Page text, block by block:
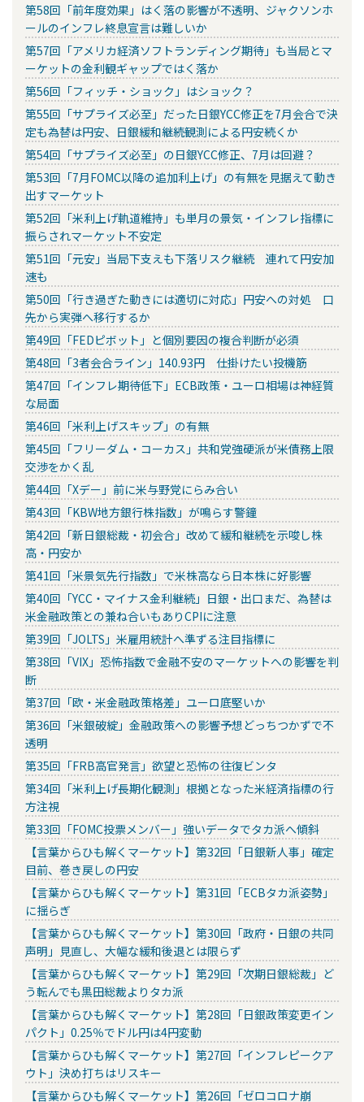
第58回「前年度効果」はく落の影響が不透明、ジャクソンホ
ールのインフレ終息宣言は難しいか
第57回「アメリカ経済ソフトランディング期待」も当局とマ
ーケットの金利観ギャップではく落か
第56回「フィッチ・ショック」はショック？
第55回「サプライズ必至」だった日銀YCC修正を7月会合で決
定も為替は円安、日銀緩和継続観測による円安続くか
第54回「サプライズ必至」の日銀YCC修正、7月は回避？
第53回「7月FOMC以降の追加利上げ」の有無を見据えて動き
出すマーケット
第52回「米利上げ軌道維持」も単月の景気・インフレ指標に
振らされマーケット不安定
第51回「元安」当局下支えも下落リスク継続 連れて円安加
速も
第50回「行き過ぎた動きには適切に対応」円安への対処 口
先から実弾へ移行するか
第49回「FEDピボット」と個別要因の複合判断が必須
第48回「3者会合ライン」140.93円 仕掛けたい投機筋
第47回「インフレ期待低下」ECB政策・ユーロ相場は神経質
な局面
第46回「米利上げスキップ」の有無
第45回「フリーダム・コーカス」共和党強硬派が米債務上限
交渉をかく乱
第44回「Xデー」前に米与野党にらみ合い
第43回「KBW地方銀行株指数」が鳴らす警鐘
第42回「新日銀総裁・初会合」改めて緩和継続を示唆し株
高・円安か
第41回「米景気先行指数」で米株高なら日本株に好影響
第40回「YCC・マイナス金利継続」日銀・出口まだ、為替は
米金融政策との兼ね合いもありCPIに注意
第39回「JOLTS」米雇用統計へ準ずる注目指標に
第38回「VIX」恐怖指数で金融不安のマーケットへの影響を判
断
第37回「欧・米金融政策格差」ユーロ底堅いか
第36回「米銀破綻」金融政策への影響予想どっちつかずで不
透明
第35回「FRB高官発言」欲望と恐怖の往復ビンタ
第34回「米利上げ長期化観測」根拠となった米経済指標の行
方注視
第33回「FOMC投票メンバー」強いデータでタカ派へ傾斜
【言葉からひも解くマーケット】第32回「日銀新人事」確定
目前、巻き戻しの円安
【言葉からひも解くマーケット】第31回「ECBタカ派姿勢」
に揺らぎ
【言葉からひも解くマーケット】第30回「政府・日銀の共同
声明」見直し、大幅な緩和後退とは限らず
【言葉からひも解くマーケット】第29回「次期日銀総裁」ど
う転んでも黒田総裁よりタカ派
【言葉からひも解くマーケット】第28回「日銀政策変更イン
パクト」0.25％でドル円は4円変動
【言葉からひも解くマーケット】第27回「インフレピークア
ウト」決め打ちはリスキー
【言葉からひも解くマーケット】第26回「ゼロコロナ崩